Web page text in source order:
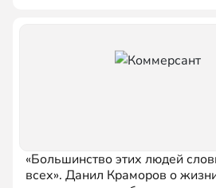
«Большинство этих людей
всех». Данил Краморов о